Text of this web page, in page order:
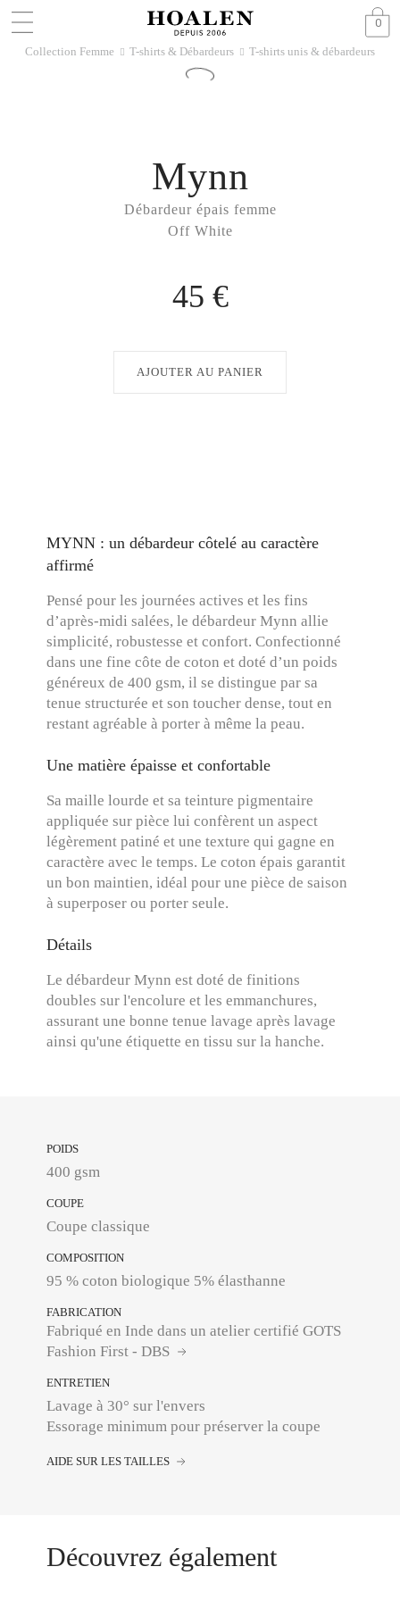
0
Collection Femme 􀆊 T-shirts & Débardeurs 􀆊 T-shirts unis & débardeurs
Débardeur épais femme
Off White
Mynn
45 €
AJOUTER AU PANIER
MYNN : un débardeur côtelé au caractère
affirmé
Pensé pour les journées actives et les fins
d’après-midi salées, le débardeur Mynn allie
simplicité, robustesse et confort. Confectionné
dans une fine côte de coton et doté d’un poids
généreux de 400 gsm, il se distingue par sa
tenue structurée et son toucher dense, tout en
restant agréable à porter à même la peau.
Une matière épaisse et confortable
Sa maille lourde et sa teinture pigmentaire
appliquée sur pièce lui confèrent un aspect
légèrement patiné et une texture qui gagne en
caractère avec le temps. Le coton épais garantit
un bon maintien, idéal pour une pièce de saison
à superposer ou porter seule.
Détails
Le débardeur Mynn est doté de finitions
doubles sur l'encolure et les emmanchures,
assurant une bonne tenue lavage après lavage
ainsi qu'une étiquette en tissu sur la hanche.
POIDS
400 gsm
COUPE
Coupe classique
COMPOSITION
95 % coton biologique 5% élasthanne
FABRICATION
Fabriqué en Inde dans un atelier certifié GOTS
Fashion First - DBS
ENTRETIEN
Lavage à 30° sur l'envers
Essorage minimum pour préserver la coupe
AIDE SUR LES TAILLES
Découvrez également